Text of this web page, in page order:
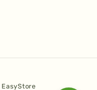
EasyStore